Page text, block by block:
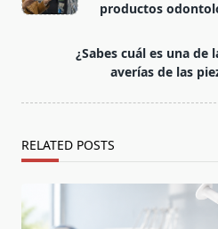
productos
¿Sabes cuál es una de
averías de las
RELATED POSTS